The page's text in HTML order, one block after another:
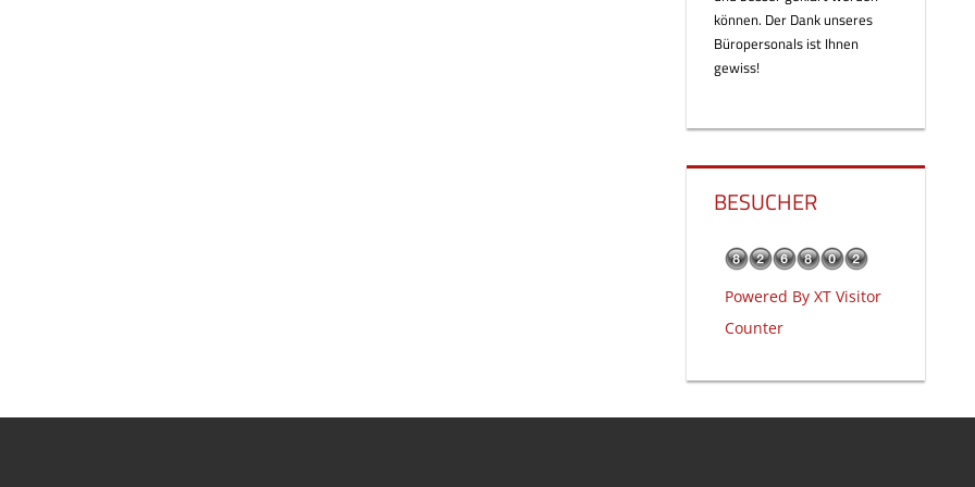
können. Der Dank unseres
Büropersonals ist Ihnen
gewiss!
BESUCHER
Powered ByXT Visitor
Counter